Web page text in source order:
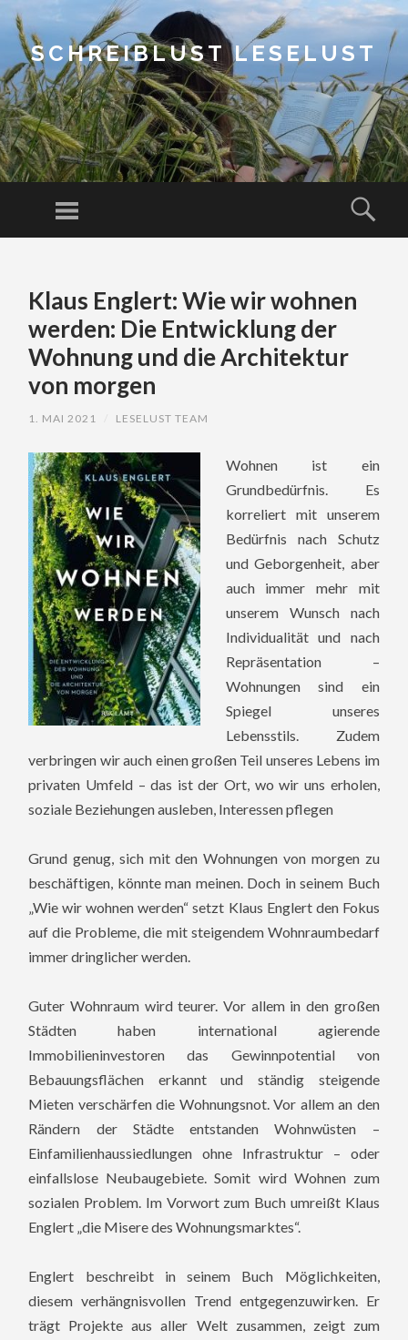
SCHREIBLUST LESELUST
Menu
CONTENTKlaus Englert: Wie wir wohnen
werden: Die Entwicklung der
Wohnung und die Architektur
von morgen
1. MAI 2021 LESELUST TEAM
Wohnen ist ein
Grundbedürfnis. Es
korreliert mit unserem
Bedürfnis nach Schutz
und Geborgenheit, aber
auch immer mehr mit
unserem Wunsch nach
Individualität und nach
Repräsentation –
Wohnungen sind ein
Spiegel unseres
Lebensstils. Zudem
verbringen wir auch einen großen Teil unseres Lebens im
privaten Umfeld – das ist der Ort, wo wir uns erholen,
soziale Beziehungen ausleben, Interessen pflegen
Grund genug, sich mit den Wohnungen von morgen zu
beschäftigen, könnte man meinen. Doch in seinem Buch
„Wie wir wohnen werden“ setzt Klaus Englert den Fokus
auf die Probleme, die mit steigendem Wohnraumbedarf
immer dringlicher werden.
Guter Wohnraum wird teurer. Vor allem in den großen
Städten haben international agierende
Immobilieninvestoren das Gewinnpotential von
Bebauungsflächen erkannt und ständig steigende
Mieten verschärfen die Wohnungsnot. Vor allem an den
Rändern der Städte entstanden Wohnwüsten –
Einfamilienhaussiedlungen ohne Infrastruktur – oder
einfallslose Neubaugebiete. Somit wird Wohnen zum
sozialen Problem. Im Vorwort zum Buch umreißt Klaus
Englert „die Misere des Wohnungsmarktes“.
Englert beschreibt in seinem Buch Möglichkeiten,
diesem verhängnisvollen Trend entgegenzuwirken. Er
trägt Projekte aus aller Welt zusammen, zeigt zum